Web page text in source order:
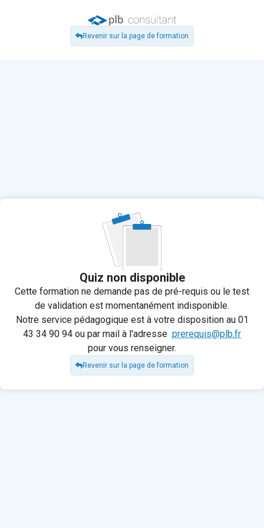
Revenir sur la page de formation
Quiz non disponible
Cette formation ne demande pas de pré-requis ou le test
de validation est momentanément indisponible.
Notre service pédagogique est à votre disposition au 01
43 34 90 94 ou par mail à l'adresse prerequis@plb.fr
pour vous renseigner.
Revenir sur la page de formation